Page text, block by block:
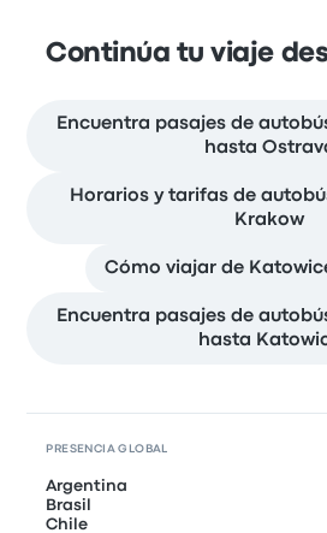
Continúa tu viaje
Encuentra pasajes de
hasta
Horarios y tarifas de
Krakow
Cómo viajar de
Encuentra pasajes de
hasta
PRESENCIA GLOBAL
Argentina
Brasil
Chile